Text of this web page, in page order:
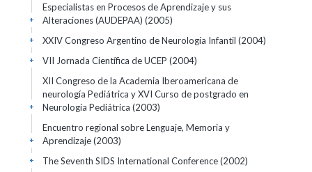
Especialistas en Procesos de Aprendizaje y sus
Alteraciones (AUDEPAA) (2005)
+
XXIV Congreso Argentino de Neurología Infantil (2004)
+
VII Jornada Científica de UCEP (2004)
+
XII Congreso de la Academia Iberoamericana de
neurología Pediátrica y XVI Curso de postgrado en
Neurología Pediátrica (2003)
+
Encuentro regional sobre Lenguaje, Memoria y
Aprendizaje(2003)
+
The Seventh SIDS International Conference(2002)
+